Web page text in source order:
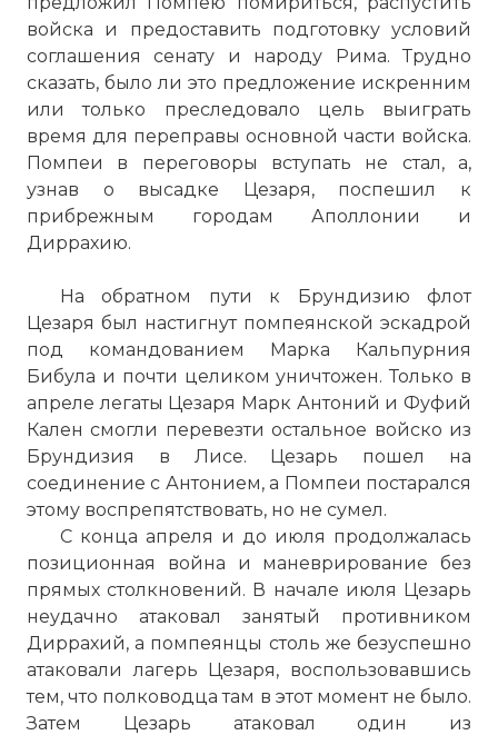
войска и предоставить подготовку условий
соглашения сенату и народу Рима. Трудно
сказать, было ли это предложение искренним
или только преследовало цель выиграть
время для переправы основной части войска.
Помпеи в переговоры вступать не стал, а,
узнав о высадке Цезаря, поспешил к
прибрежным городам Аполлонии и
Диррахию.
На обратном пути к Брундизию флот
Цезаря был настигнут помпеянской эскадрой
под командованием Марка Кальпурния
Бибула и почти целиком уничтожен. Только в
апреле легаты Цезаря Марк Антоний и Фуфий
Кален смогли перевезти остальное войско из
Брундизия в Лисе. Цезарь пошел на
соединение с Антонием, а Помпеи постарался
этому воспрепятствовать, но не сумел.
С конца апреля и до июля продолжалась
позиционная война и маневрирование без
прямых столкновений. В начале июля Цезарь
неудачно атаковал занятый противником
Диррахий, а помпеянцы столь же безуспешно
атаковали лагерь Цезаря, воспользовавшись
тем, что полководца там в этот момент не было.
Затем Цезарь атаковал один из